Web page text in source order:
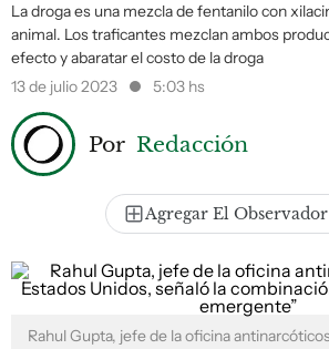
La droga es una mezcla de fentanilo con
animal. Los traficantes mezclan ambos
efecto y abaratar el costo de la droga
13 de julio 2023
5:03 hs
Por Redacción
Agregar El
Rahul Gupta, jefe de la oficina